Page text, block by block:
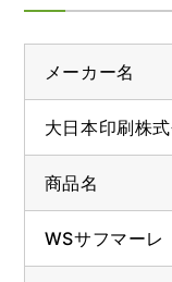
メーカー名
大日本印刷株
商品名
WSサフマーレ